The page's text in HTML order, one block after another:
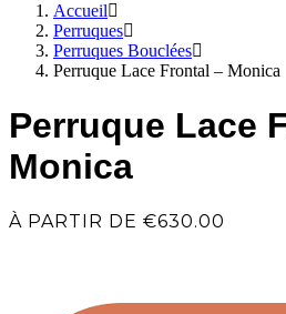
Accueil
Perruques
Perruques Bouclées
Perruque Lace Frontal – Monica
Perruque Lace
Monica
À PARTIR DE €630.00